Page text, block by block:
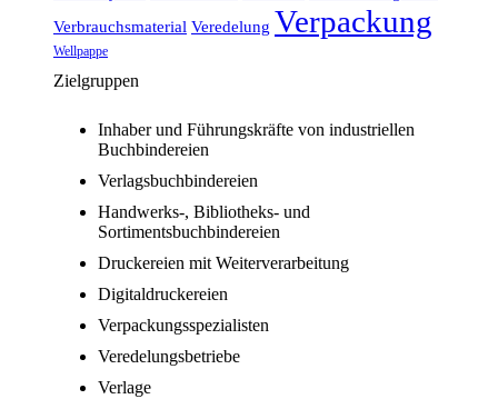
Verbrauchsmaterial Veredelung Verpackung
Wellpappe
Zielgruppen
Inhaber und Führungskräfte von industriellen
Buchbindereien
Verlagsbuchbindereien
Handwerks-, Bibliotheks- und
Sortimentsbuchbindereien
Druckereien mit Weiterverarbeitung
Digitaldruckereien
Verpackungsspezialisten
Veredelungsbetriebe
Verlage